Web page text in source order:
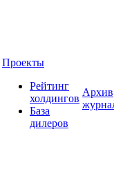
Проекты
Рейтинг
холдингов
База
дилеров
Архив